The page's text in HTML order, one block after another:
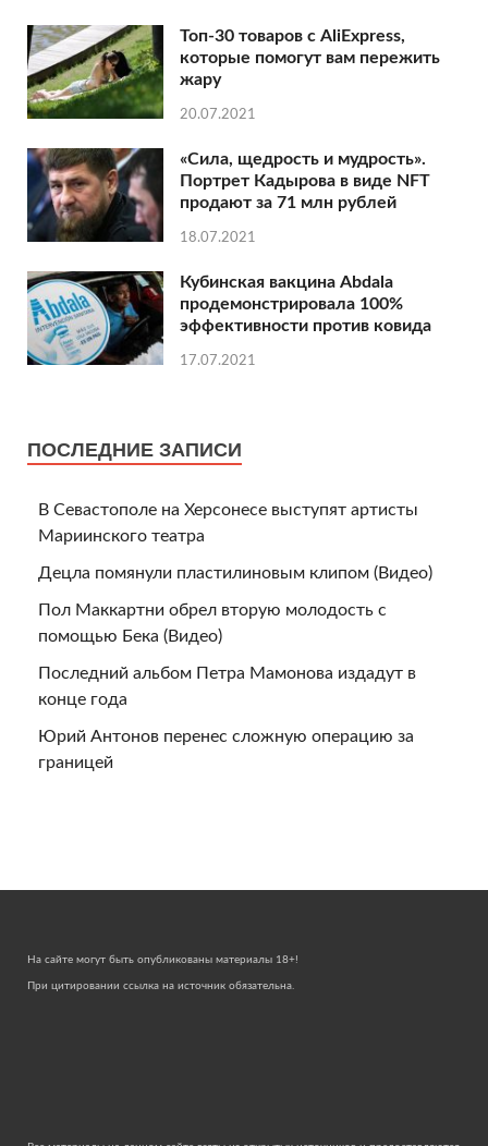
Топ-30 товаров с AliExpress,
которые помогут вам пережить
жару
20.07.2021
«Сила, щедрость и мудрость».
Портрет Кадырова в виде NFT
продают за 71 млн рублей
18.07.2021
Кубинская вакцина Abdala
продемонстрировала 100%
эффективности против ковида
17.07.2021
ПОСЛЕДНИЕ ЗАПИСИ
В Севастополе на Херсонесе выступят артисты
Мариинского театра
Децла помянули пластилиновым клипом (Видео)
Пол Маккартни обрел вторую молодость с
помощью Бека (Видео)
Последний альбом Петра Мамонова издадут в
конце года
Юрий Антонов перенес сложную операцию за
границей
На сайте могут быть опубликованы материалы 18+!
При цитировании ссылка на источник обязательна.